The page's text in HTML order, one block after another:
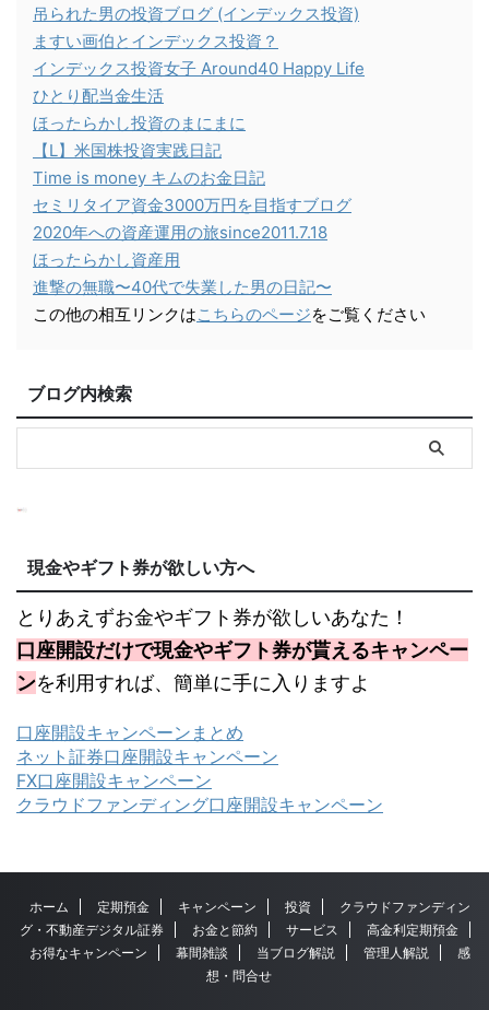
吊られた男の投資ブログ (インデックス投資)
ますい画伯とインデックス投資？
インデックス投資女子 Around40 Happy Life
ひとり配当金生活
ほったらかし投資のまにまに
【L】米国株投資実践日記
Time is money キムのお金日記
セミリタイア資金3000万円を目指すブログ
2020年への資産運用の旅since2011.7.18
ほったらかし資産用
進撃の無職〜40代で失業した男の日記〜
この他の相互リンクはこちらのページをご覧ください
ブログ内検索
現金やギフト券が欲しい方へ
とりあえずお金やギフト券が欲しいあなた！
口座開設だけで現金やギフト券が貰えるキャンペー
ンを利用すれば、簡単に手に入りますよ
口座開設キャンペーンまとめ
ネット証券口座開設キャンペーン
FX口座開設キャンペーン
クラウドファンディング口座開設キャンペーン
ホーム 定期預金 キャンペーン 投資
クラウドファンディン
グ・不動産デジタル証券
お金と節約 サービス
高金利定期預金
お得なキャンペーン
幕間雑談 当ブログ解説 管理人解説
感
想・問合せ